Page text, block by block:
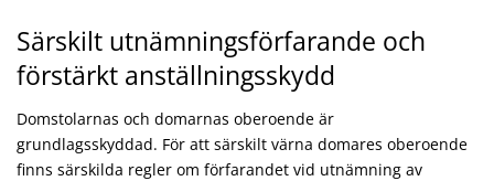
Särskilt utnämningsförfarande och
förstärkt anställningsskydd
Domstolarnas och domarnas oberoende är
grundlagsskyddad. För att särskilt värna domares oberoende
finns särskilda regler om förfarandet vid utnämning av